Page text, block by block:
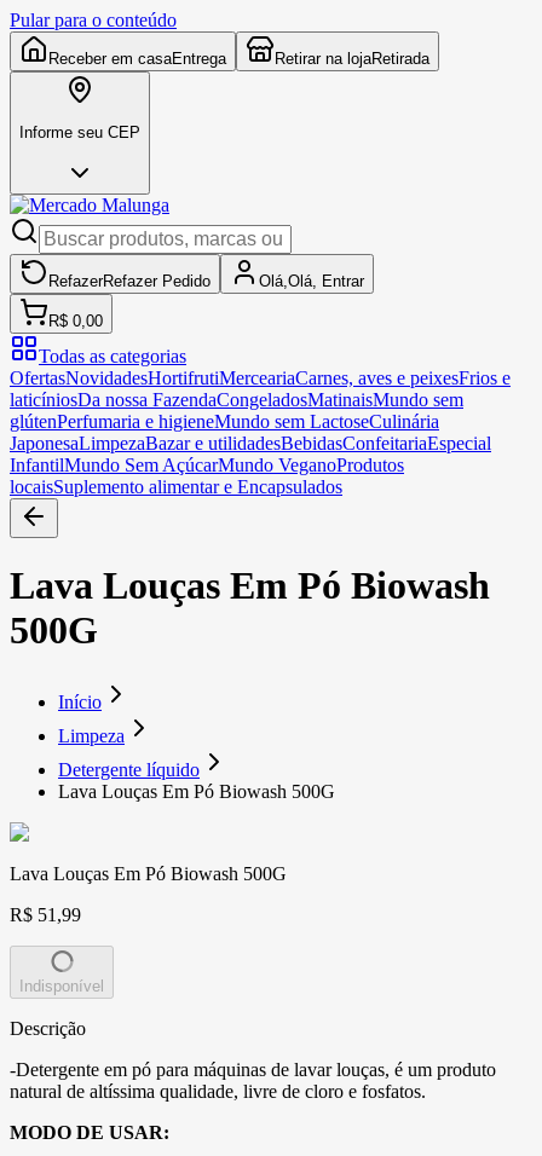
Pular para o conteúdo
Receber em casaEntrega Retirar na lojaRetirada
Informe seu CEP
RefazerRefazer Pedido Olá, Olá, Entrar
R$ 0,00
Todas as categorias
OfertasNovidadesHortifrutiMerceariaCarnes, aves e peixesFrios e
laticíniosDa nossa FazendaCongeladosMatinaisMundo sem
glútenPerfumaria e higieneMundo sem LactoseCulinária
JaponesaLimpezaBazar e utilidadesBebidasConfeitariaEspecial
InfantilMundo Sem AçúcarMundo VeganoProdutos
locaisSuplemento alimentar e Encapsulados
Lava Louças Em Pó Biowash
500G
Início
Limpeza
Detergente líquido
Lava Louças Em Pó Biowash 500G
Lava Louças Em Pó Biowash 500G
R$ 51,99
Indisponível
Descrição
-Detergente em pó para máquinas de lavar louças, é um produto
natural de altíssima qualidade, livre de cloro e fosfatos.
MODO DE USAR: